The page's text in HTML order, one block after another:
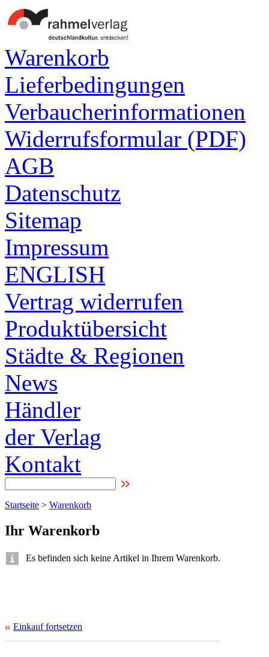
Warenkorb
Lieferbedingungen
Verbaucherinformationen
Widerrufsformular (PDF)
AGB
Datenschutz
Sitemap
Impressum
ENGLISH
Vertrag widerrufen
Produktübersicht
Städte & Regionen
News
Händler
der Verlag
Kontakt
Startseite > Warenkorb
Ihr Warenkorb
Es befinden sich keine Artikel in Ihrem Warenkorb.
Einkauf fortsetzen